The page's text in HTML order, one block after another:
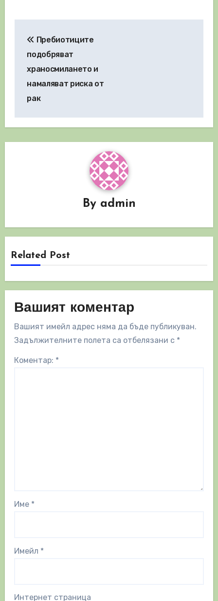
Пребиотиците
подобряват
храносмилането и
намаляват риска от
рак
By admin
Related Post
Вашият коментар
Вашият имейл адрес няма да бъде публикуван.
Задължителните полета са отбелязани с *
Коментар: *
Име *
Имейл *
Интернет страница